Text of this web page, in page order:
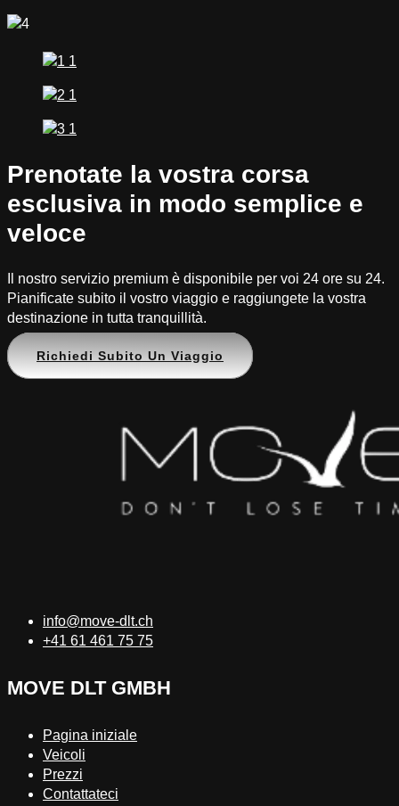
Prenotate la vostra corsa
esclusiva in modo semplice e
veloce
Il nostro servizio premium è disponibile per voi 24 ore su 24.
Pianificate subito il vostro viaggio e raggiungete la vostra
destinazione in tutta tranquillità.
Richiedi Subito Un Viaggio
info@move-dlt.ch
+41 61 461 75 75
MOVE DLT GMBH
Pagina iniziale
Veicoli
Prezzi
Contattateci